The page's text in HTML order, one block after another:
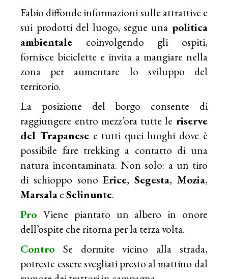
Fabio diffonde informazioni sulle attrattive e
sui prodotti del luogo, segue una politica
ambientale coinvolgendo gli ospiti,
fornisce biciclette e invita a mangiare nella
zona per aumentare lo sviluppo del
territorio.
La posizione del borgo consente di
raggiungere entro mezz’ora tutte le riserve
del Trapanesee tutti quei luoghi dove è
possibile fare trekking a contatto di una
natura incontaminata. Non solo: a un tiro
di schioppo sonoErice, Segesta, Mozia,
MarsalaeSelinunte.
ProViene piantato un albero in onore
dell’ospite che ritorna per la terza volta.
Contro Se dormite vicino alla strada,
potreste essere svegliati presto al mattino dal